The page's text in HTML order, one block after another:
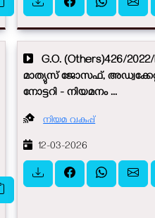
G.O. (Others)426/
മാത്യുസ് ജോസഫ്,
നോട്ടറി - നിയമനം ...
നിയമ വകുപ്പ്
12-03-2026